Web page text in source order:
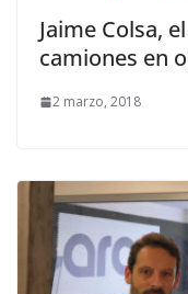
Jaime Colsa,
camiones en
2 marzo, 2018